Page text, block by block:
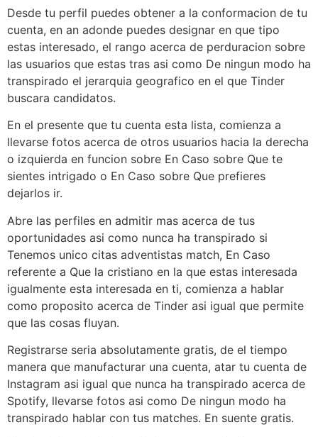
Desde tu perfil puedes obtener a la conformacion de tu
cuenta, en an adonde puedes designar en que tipo
estas interesado, el rango acerca de perduracion sobre
las usuarios que estas tras asi­ como De ningun modo ha
transpirado el jerarquia geografico en el que Tinder
buscara candidatos.
En el presente que tu cuenta esta lista, comienza a
llevarse fotos acerca de otros usuarios hacia la derecha
o izquierda en funcion sobre En Caso sobre Que te
sientes intrigado o En Caso sobre Que prefieres
dejarlos ir.
Abre las perfiles en admitir mas acerca de tus
oportunidades asi­ como nunca ha transpirado si
Tenemos unico citas adventistas match, En Caso
referente a Que la cristiano en la que estas interesada
igualmente esta interesada en ti, comienza a hablar
como proposito acerca de Tinder asi igual que permite
que las cosas fluyan.
Registrarse seria absolutamente gratis, de el tiempo
manera que manufacturar una cuenta, atar tu cuenta de
Instagram asi igual que nunca ha transpirado acerca de
Spotify, llevarse fotos asi como De ningun modo ha
transpirado hablar con tus matches. En suente gratis.